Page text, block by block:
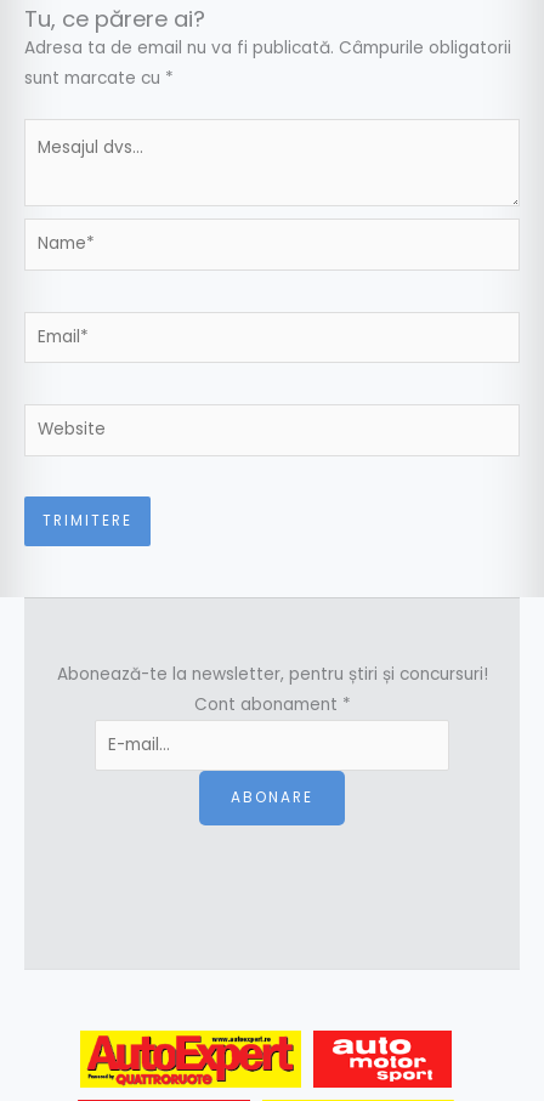
Tu, ce părere ai?
Adresa ta de email nu va fi publicată. Câmpurile obligatorii
sunt marcate cu *
Name*
Email*
Website
Abonează-te la newsletter, pentru știri și concursuri!
Cont abonament *
ABONARE